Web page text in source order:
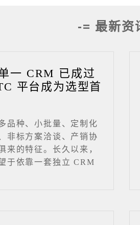
-= 最新资
一 CRM 已成过
平台成为选型首
品种、小批量、定制化
非标方案洽谈、产销协
来的特征。长久以来，
于依靠一套独立 CRM